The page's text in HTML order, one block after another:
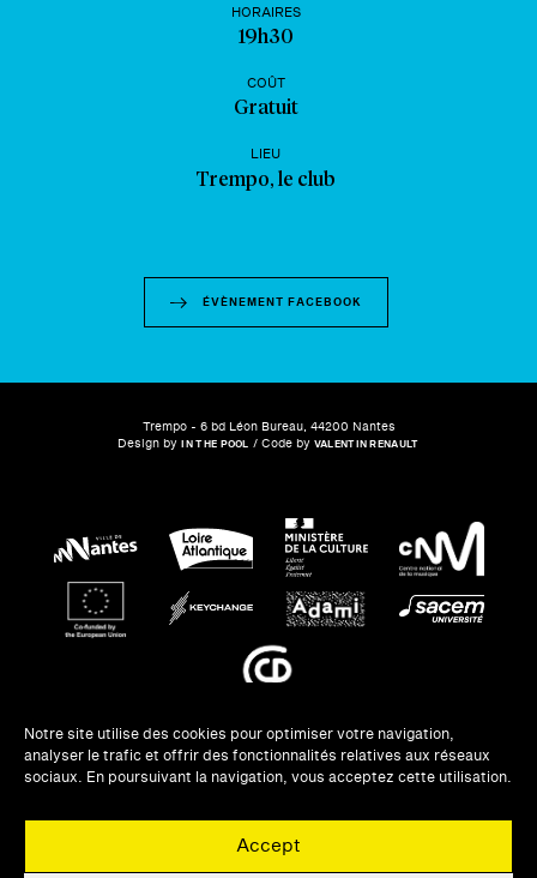
Notre site utilise des cookies pour optimiser votre navigation,
analyser le trafic et offrir des fonctionnalités relatives aux réseaux
sociaux. En poursuivant la navigation, vous acceptez cette utilisation.
Accept
HORAIRES
19h30
COÛT
Gratuit
LIEU
Trempo, le club
ÉVÈNEMENT FACEBOOK
Trempo - 6 bd Léon Bureau, 44200 Nantes
Design byIN THE POOL / Code by VALENTIN RENAULT
NEWSLETTERS
PRIVATISATION